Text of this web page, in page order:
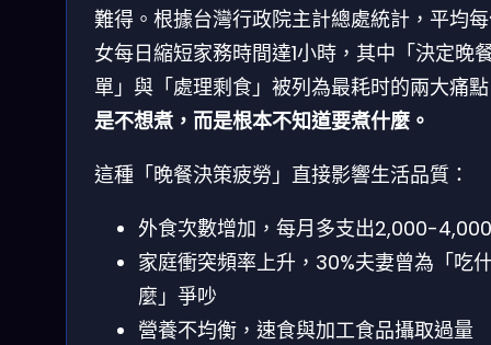
難得。根據台灣行政院主計總處統計，平均
女每日縮短家務時間達1小時，其中「決定晚
單」與「處理剩食」被列為最耗时的兩大痛
是不想煮，而是根本不知道要煮什麼。
這種「晚餐決策疲勞」直接影響生活品質：
外食次數增加，每月多支出2,000-
家庭衝突頻率上升，30%夫妻曾為「吃
麼」爭吵
營養不均衡，速食與加工食品攝取過量